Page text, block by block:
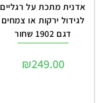
אדנית מתכת על רגליים
לגידול ירקות או צמחים
דגם 1902 שחור
₪249.00